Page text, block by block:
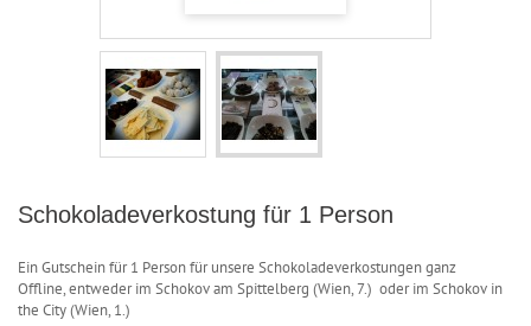
Schokoladeverkostung für 1 Person
Ein Gutschein für 1 Person für unsere Schokoladeverkostungen ganz
Offline, entweder im Schokov am Spittelberg (Wien, 7.) oder im Schokov in
the City (Wien, 1.)